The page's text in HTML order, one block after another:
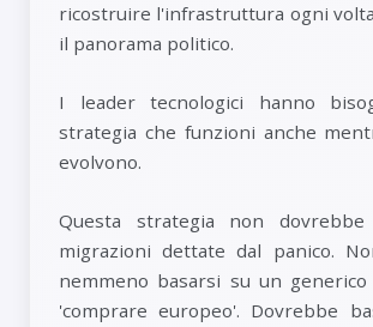
ricostruire l'infrastruttura ogni
il panorama politico.
I leader tecnologici hanno
strategia che funzioni anche
evolvono.
Questa strategia non
migrazioni dettate dal panico.
nemmeno basarsi su un
'comprare europeo'. Dovrebbe